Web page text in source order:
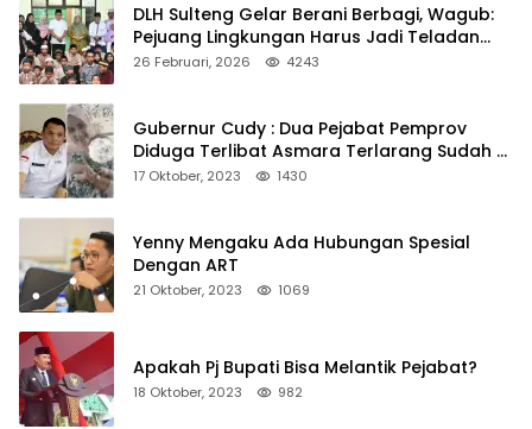
DLH Sulteng Gelar Berani Berbagi, Wagub:
Pejuang Lingkungan Harus Jadi Teladan
Kepedulian
26 Februari, 2026 4243
Gubernur Cudy : Dua Pejabat Pemprov
Diduga Terlibat Asmara Terlarang Sudah di
Non Job
17 Oktober, 2023 1430
Yenny Mengaku Ada Hubungan Spesial
Dengan ART
21 Oktober, 2023 1069
Apakah Pj Bupati Bisa Melantik Pejabat?
18 Oktober, 2023 982